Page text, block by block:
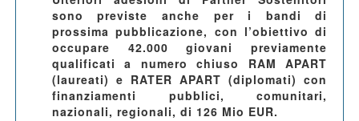
sono previste anche per i bandi di
prossima pubblicazione, con l’obiettivo di
occupare 42.000 giovani previamente
qualificati a numero chiuso RAM APART
(laureati) e RATER APART (diplomati) con
finanziamenti pubblici, comunitari,
nazionali, regionali, di 126 Mio EUR.